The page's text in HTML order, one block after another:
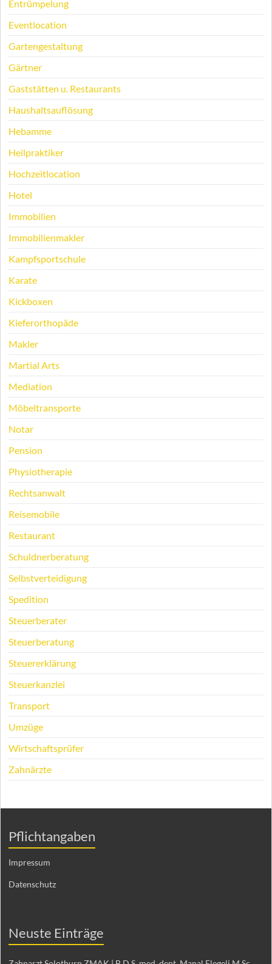
Entrümpelung
Eventlocation
Gartengestaltung
Gärtner
Gaststätten u. Restaurants
Haushaltsauflösung
Hebamme
Heilpraktiker
Hochzeitlocation
Hotel
Immobilien
Immobilienmakler
Kampfsportschule
Karate
Kickboxen
Kieferorthopäde
Makler
Martial Arts
Mediation
Möbeltransporte
Notar
Pension
Physiotherapie
Rechtsanwalt
Reisemobile
Restaurant
Schuldnerberatung
Selbstverteidigung
Spedition
Steuerberater
Steuerberatung
Steuererklärung
Steuerkanzlei
Transport
Umzüge
Wirtschaftsprüfer
Zahnärzte
Pflichtangaben
Impressum
Datenschutz
Neuste Einträge